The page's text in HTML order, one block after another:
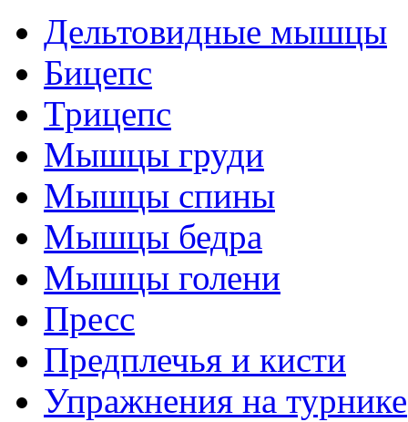
Дельтовидные мышцы
Бицепс
Трицепс
Мышцы груди
Мышцы спины
Мышцы бедра
Мышцы голени
Пресс
Предплечья и кисти
Упражнения на турнике